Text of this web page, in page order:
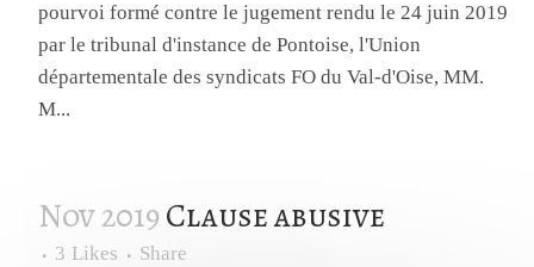
pourvoi formé contre le jugement rendu le 24 juin 2019
par le tribunal d'instance de Pontoise, l'Union
départementale des syndicats FO du Val-d'Oise, MM.
M...
Nov 2019Clause abusive
3 Likes Share